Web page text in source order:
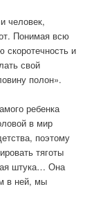
человек,
Понимая всю
скоротечность и
свой
полон».
ребенка
в мир
поэтому
тяготы
штука… Она
в ней, мы